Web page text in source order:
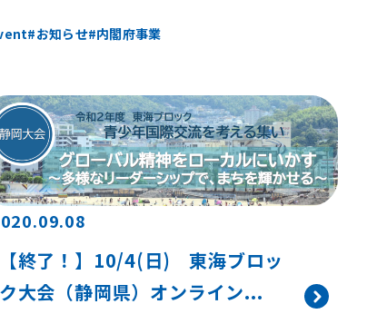
お知らせ 内閣府事業
【終了！】10/4(日) 東海ブロッ
ク大会（静岡県）オンライン...